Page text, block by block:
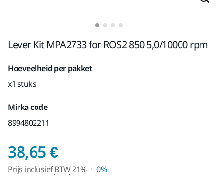
Lever Kit MPA2733 for ROS2 850 5,0/10000 rpm
Hoeveelheid per pakket
x1 stuks
Mirka code
8994802211
38,65 €Prijs inclusief BTW
Prijs inclusiefBTW21%
0%